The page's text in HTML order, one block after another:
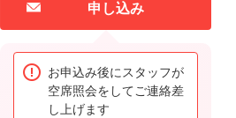
申し込み
お申込み後にスタッフが
空席照会をしてご連絡差
し上げます